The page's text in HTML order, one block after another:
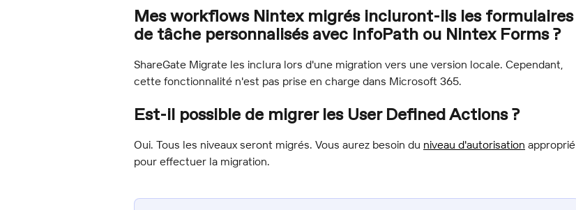
Mes workflows Nintex migrés incluront-ils les formulaires
de tâche personnalisés avec InfoPath ou Nintex Forms ?
ShareGate Migrate les inclura lors d'une migration vers une version locale. Cependant,
cette fonctionnalité n'est pas prise en charge dans Microsoft 365.
Est-il possible de migrer les User Defined Actions ?
Oui. Tous les niveaux seront migrés. Vous aurez besoin du niveau d'autorisation approprié
pour effectuer la migration.